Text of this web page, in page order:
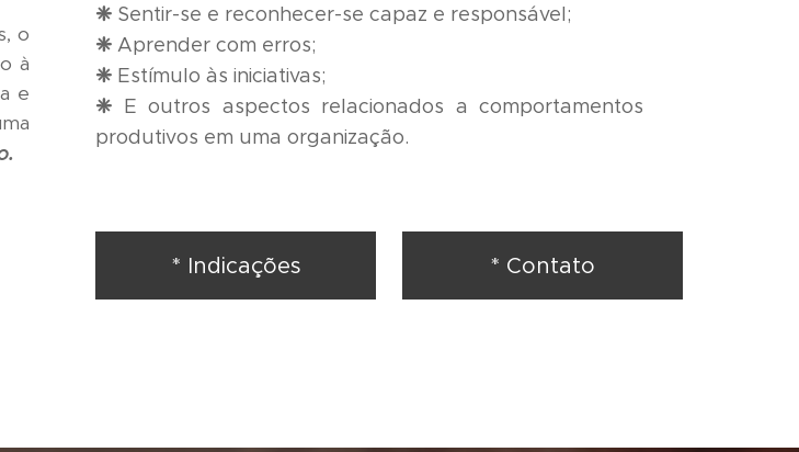
o
à
e
❈ Sentir-se e reconhecer-se capaz e responsável;
❈ Aprender com erros;
❈ Estímulo às iniciativas;
❈ E outros aspectos relacionados a comportamentos
produtivos em uma organização.
* Indicações * Contato